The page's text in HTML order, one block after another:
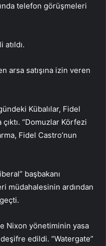
telefon görüşmeleri
atıldı.
arsa satışına izin veren
Kübalılar, Fidel
“Domuzlar Körfezi
Fidel Castro’nun
başbakanı
müdahalesinin ardından
Nixon yönetiminin yasa
edildi. “Watergate”